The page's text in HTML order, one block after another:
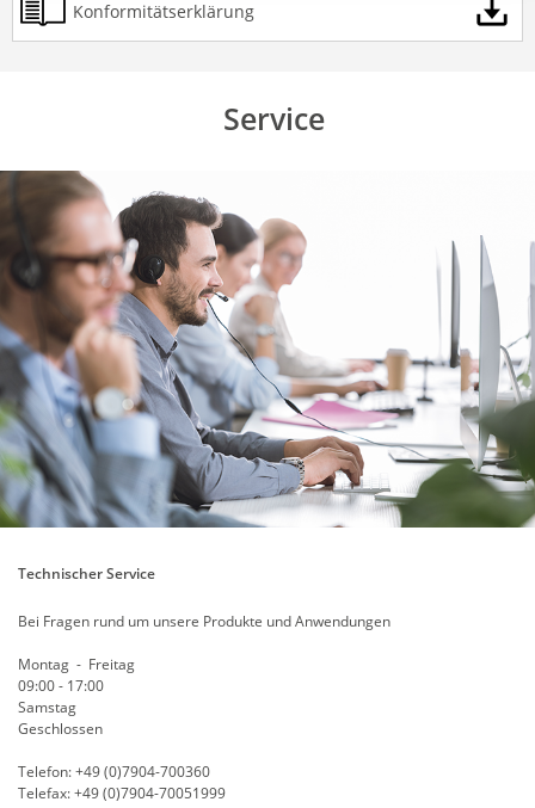
Konformitätserklärung
Service
Technischer Service
Bei Fragen rund um unsere Produkte und Anwendungen
Montag - Freitag
09:00 - 17:00
Samstag
Geschlossen
Telefon: +49 (0)7904-700360
Telefax: +49 (0)7904-70051999